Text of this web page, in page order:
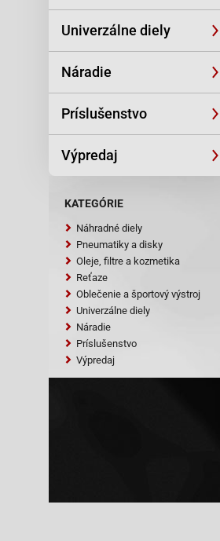
Univerzálne diely
Náradie
Príslušenstvo
Výpredaj
KATEGÓRIE
Náhradné diely
Pneumatiky a disky
Oleje, filtre a kozmetika
Reťaze
Oblečenie a športový výstroj
Univerzálne diely
Náradie
Príslušenstvo
Výpredaj